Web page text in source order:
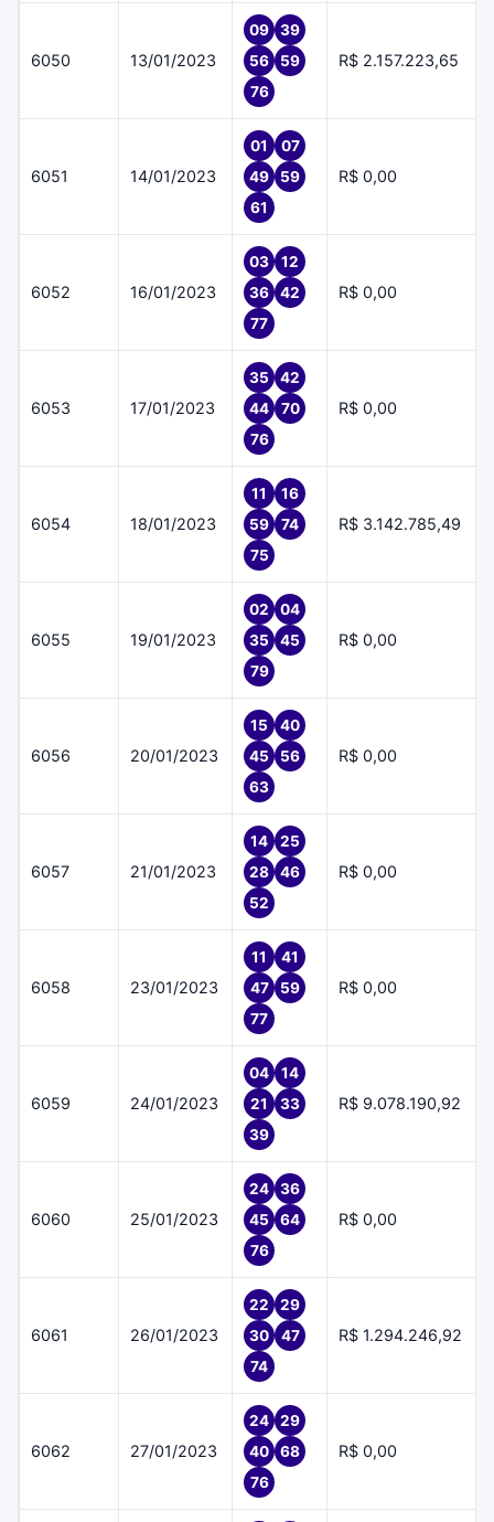
6050 13/01/2023
09
39
56
59
76
R$ 2.157.223,65
6051 14/01/2023
01
07
49
59
61
R$ 0,00
6052 16/01/2023
03
12
36
42
77
R$ 0,00
6053 17/01/2023
35
42
44
70
76
R$ 0,00
6054 18/01/2023
11
16
59
74
75
R$ 3.142.785,49
6055 19/01/2023
02
04
35
45
79
R$ 0,00
6056 20/01/2023
15
40
45
56
63
R$ 0,00
6057 21/01/2023
14
25
28
46
52
R$ 0,00
6058 23/01/2023
11
41
47
59
77
R$ 0,00
6059 24/01/2023
04
14
21
33
39
R$ 9.078.190,92
6060 25/01/2023
24
36
45
64
76
R$ 0,00
6061 26/01/2023
22
29
30
47
74
R$ 1.294.246,92
6062 27/01/2023
24
29
40
68
76
R$ 0,00